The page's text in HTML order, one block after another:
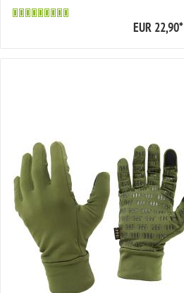
EUR 22,90*